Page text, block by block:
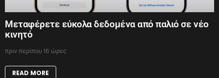
Μεταφέρετε εύκολα δεδομένα από παλιό σε νέο
κινητό
πριν περίπου 16 ώρες
READ MORE